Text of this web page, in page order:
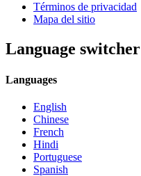
Términos de privacidad
Mapa del sitio
Language switcher
Languages
English
Chinese
French
Hindi
Portuguese
Spanish